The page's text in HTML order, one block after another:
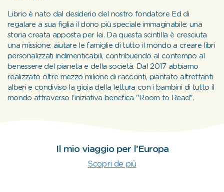
Librio è nato dal desiderio del nostro fondatore Ed di
regalare a sua figlia il dono più speciale immaginabile: una
storia creata apposta per lei. Da questa scintilla è cresciuta
una missione: aiutare le famiglie di tutto il mondo a creare libri
personalizzati indimenticabili, contribuendo al contempo al
benessere del pianeta e della società. Dal 2017 abbiamo
realizzato oltre mezzo milione di racconti, piantato altrettanti
alberi e condiviso la gioia della lettura con i bambini di tutto il
mondo attraverso l'iniziativa benefica "Room to Read".
Il mio viaggio per l’Europa
Scopri de più